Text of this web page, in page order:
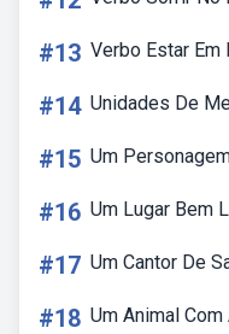
#13 Verbo Estar Em
#14 Unidades De
#15 Um
#16 Um Lugar Bem
#17 Um Cantor De
#18 Um Animal Com